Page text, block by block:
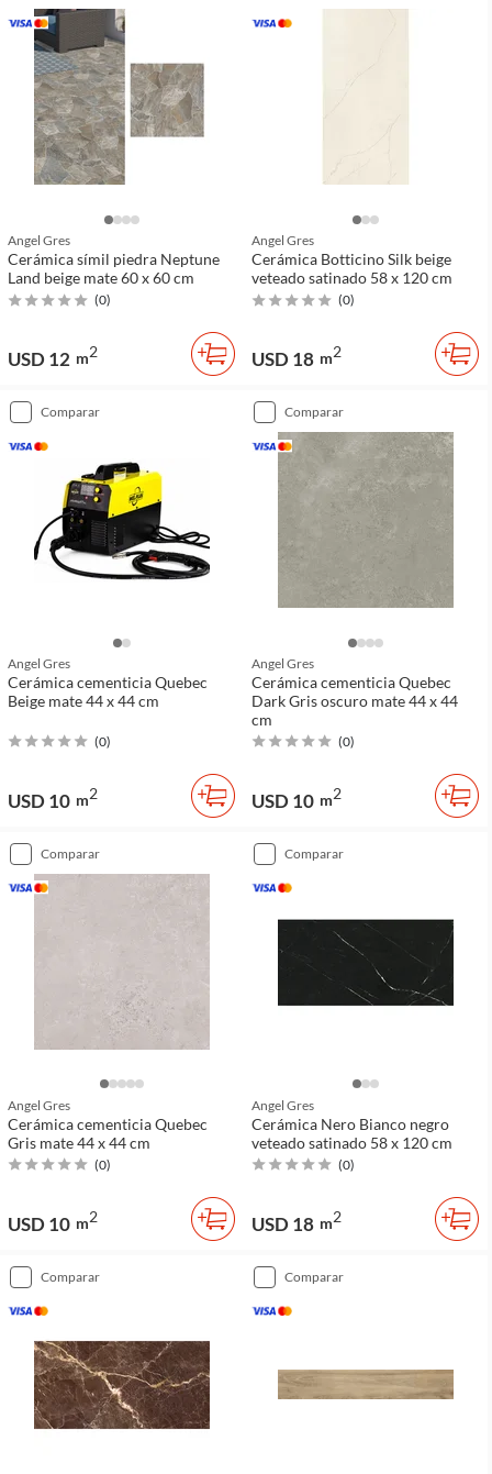
Angel Gres
Cerámica símil piedra Neptune
Land beige mate 60 x 60 cm
(0)
USD 12 m2
Angel Gres
Cerámica Botticino Silk beige
veteado satinado 58 x 120 cm
(0)
USD 18 m2
comparar
Angel Gres
Cerámica cementicia Quebec
Beige mate 44 x 44 cm
(0)
USD 10 m2
comparar
Angel Gres
Cerámica cementicia Quebec
Dark Gris oscuro mate 44 x 44
cm
(0)
USD 10 m2
comparar
Angel Gres
Cerámica cementicia Quebec
Gris mate 44 x 44 cm
(0)
USD 10 m2
comparar
Angel Gres
Cerámica Nero Bianco negro
veteado satinado 58 x 120 cm
(0)
USD 18 m2
comparar comparar